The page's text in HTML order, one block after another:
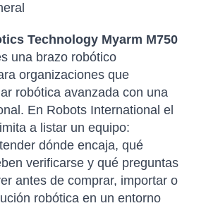
Technology Myarm M750
una brazo robótico
organizaciones que
robótica avanzada con una
En Robots International el
a listar un equipo:
dónde encaja, qué
verificarse y qué preguntas
antes de comprar, importar o
robótica en un entorno